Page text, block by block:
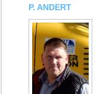
P. ANDERT